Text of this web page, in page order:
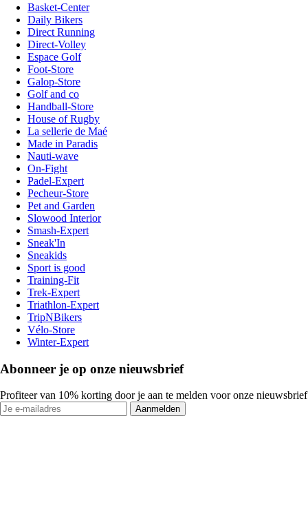
Basket-Center
Daily Bikers
Direct Running
Direct-Volley
Espace Golf
Foot-Store
Galop-Store
Golf and co
Handball-Store
House of Rugby
La sellerie de Maé
Made in Paradis
Nauti-wave
On-Fight
Padel-Expert
Pecheur-Store
Pet and Garden
Slowood Interior
Smash-Expert
Sneak'In
Sneakids
Sport is good
Training-Fit
Trek-Expert
Triathlon-Expert
TripNBikers
Vélo-Store
Winter-Expert
Abonneer je op onze nieuwsbrief
Profiteer van 10% korting door je aan te melden voor onze nieuwsbrief
Aanmelden